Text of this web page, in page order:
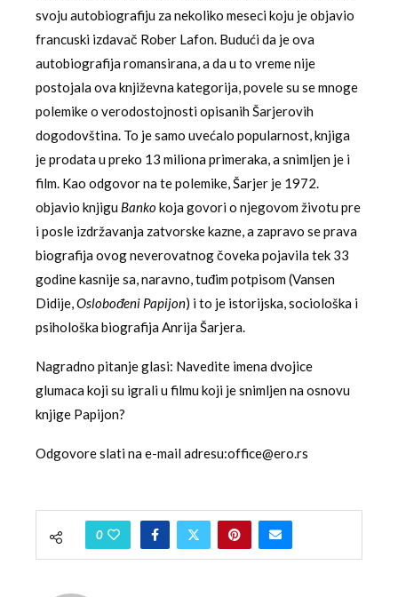
svoju autobiografiju za nekoliko meseci koju je objavio
francuski izdavač Rober Lafon. Budući da je ova
autobiografija romansirana, a da u to vreme nije
postojala ova književna kategorija, povele su se mnoge
polemike o verodostojnosti opisanih Šarjerovih
dogodovština. To je samo uvećalo popularnost, knjiga
je prodata u preko 13 miliona primeraka, a snimljen je i
film. Kao odgovor na te polemike, Šarjer je 1972.
objavio knjigu Bankokoja govori o njegovom životu pre
i posle izdržavanja zatvorske kazne, a zapravo se prava
biografija ovog neverovatnog čoveka pojavila tek 33
godine kasnije sa, naravno, tuđim potpisom (Vansen
Didije,Oslobođeni Papijon) i to je istorijska, sociološka i
psihološka biografija Anrija Šarjera.
Nagradno pitanje glasi: Navedite imena dvojice
glumaca koji su igrali u filmu koji je snimljen na osnovu
knjige Papijon?
Odgovore slati na e-mail adresu:office@ero.rs
0